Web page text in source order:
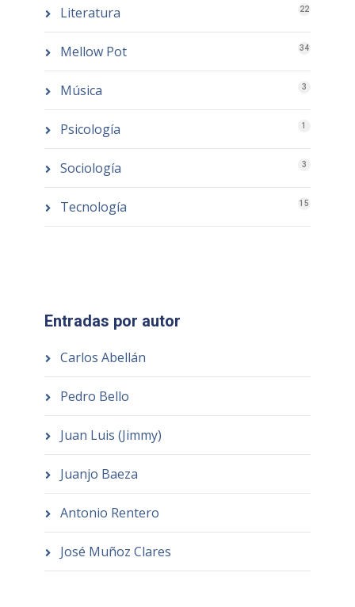
Literatura 22
Mellow Pot 34
Música 3
Psicología 1
Sociología 3
Tecnología 15
Entradas por autor
Carlos Abellán
Pedro Bello
Juan Luis (Jimmy)
Juanjo Baeza
Antonio Rentero
José Muñoz Clares